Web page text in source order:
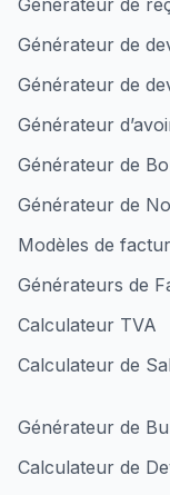
Générateur de
Générateur de
Générateur de
Générateur
Générateur de
Générateur de
Modèles de
Générateurs de
Calculateur TVA
Calculateur de
Générateur de
Calculateur de